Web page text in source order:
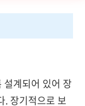
계되어 있어 장
. 장기적으로 보